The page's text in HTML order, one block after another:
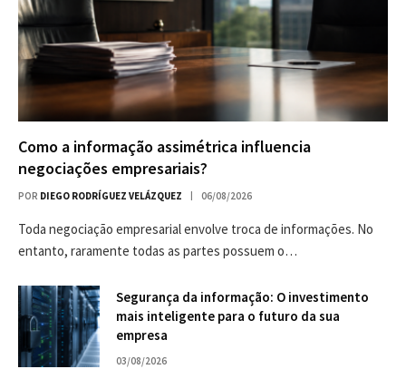
Como a informação assimétrica influencia
negociações empresariais?
POR DIEGO RODRÍGUEZ VELÁZQUEZ 06/08/2026
Toda negociação empresarial envolve troca de informações. No
entanto, raramente todas as partes possuem o…
Segurança da informação: O investimento
mais inteligente para o futuro da sua
empresa
03/08/2026